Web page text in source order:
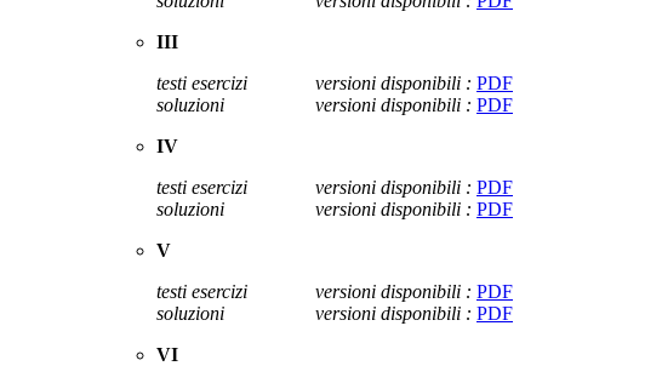
III
testi esercizi
versioni disponibili : PDF
soluzioni
versioni disponibili : PDF
IV
testi esercizi
versioni disponibili : PDF
soluzioni
versioni disponibili : PDF
V
testi esercizi
versioni disponibili : PDF
soluzioni
versioni disponibili : PDF
VI